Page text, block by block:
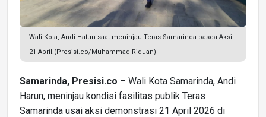
Wali Kota, Andi Hatun saat meninjau Teras Samarinda pasca Aksi
21 April.(Presisi.co/Muhammad Riduan)
Samarinda, Presisi.co – Wali Kota Samarinda, Andi
Harun, meninjau kondisi fasilitas publik Teras
Samarinda usai aksi demonstrasi 21 April 2026 di